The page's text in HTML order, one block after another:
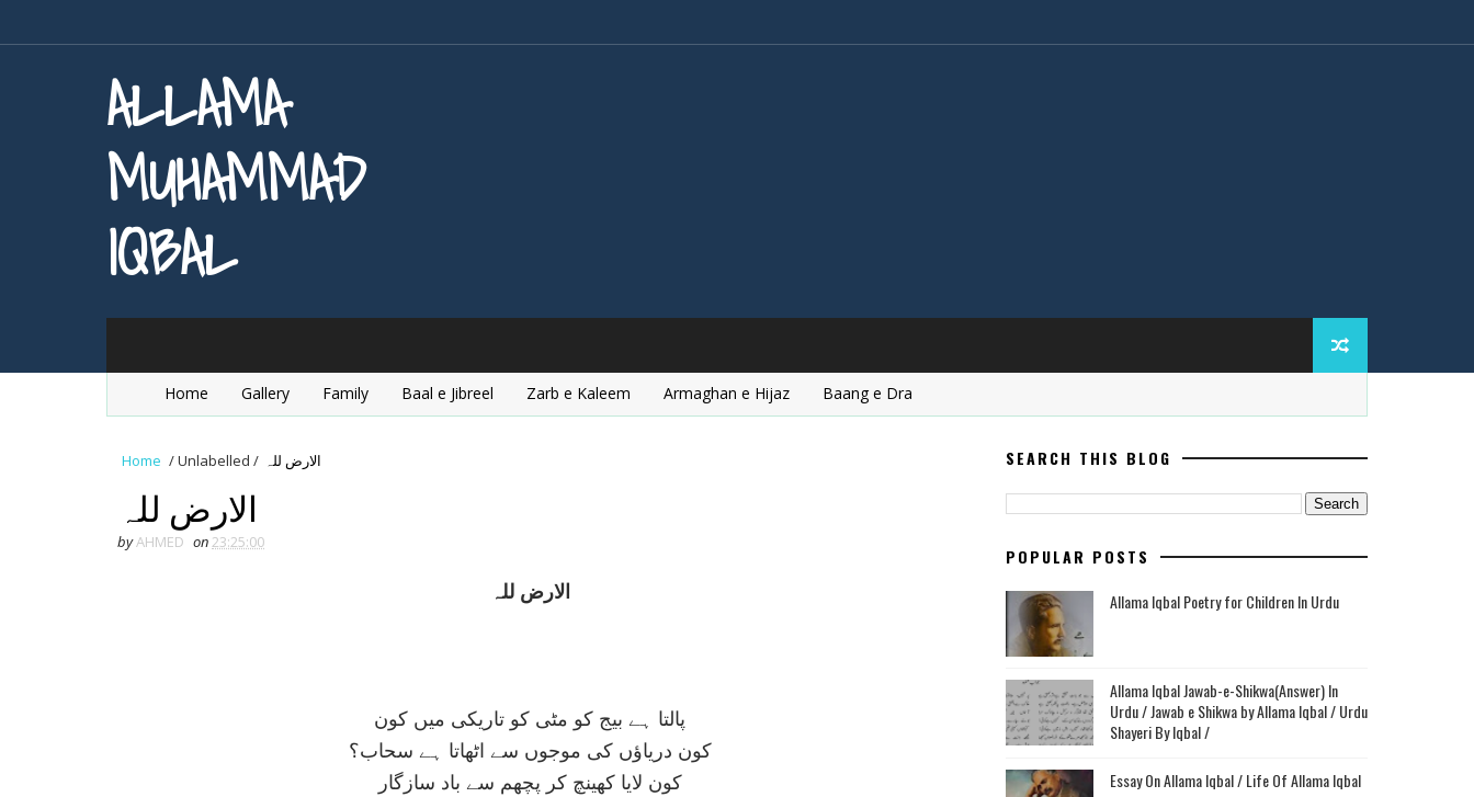
ALLAMA
MUHAMMAD
IQBAL
Home Gallery Family Baal e Jibreel Zarb e Kaleem Armaghan e Hijaz Baang e Dra
Home /Unlabelled / الارض للہ
الارض للہ
byAHMED on23:25:00
الارض للہ
پالتا ہے بيج کو مٹی کو تاريکی ميں کون
کون درياؤں کی موجوں سے اٹھاتا ہے سحاب؟
کون لايا کھينچ کر پچھم سے باد سازگار
SEARCH THIS BLOG
POPULAR POSTS
Allama Iqbal Poetry for Children In Urdu
Allama Iqbal Jawab-e-Shikwa(Answer) In
Urdu / Jawab e Shikwa by Allama Iqbal / Urdu
Shayeri By Iqbal /
Essay On Allama Iqbal / Life Of Allama Iqbal